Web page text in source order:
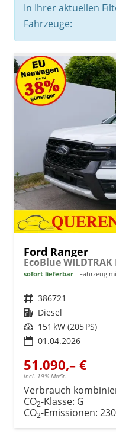
In Ihrer aktuellen
Fahrzeuge:
Ford Ranger
sofort lieferbar Fahrzeug
Fahrzeugnr. 386721
Kraftstoff Diesel
Leistung 151 kW (205 PS)
01.04.2026
51.090,– €
incl. 19% MwSt.
Verbrauch
CO2-Klasse: G
CO2-Emissionen: